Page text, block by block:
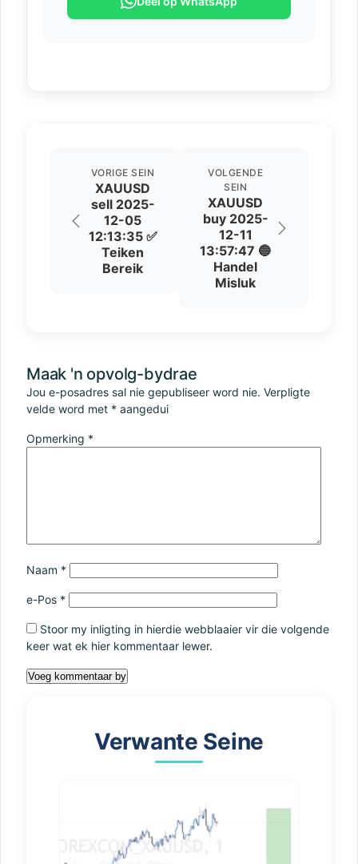
VORIGE SEIN
XAUUSD
sell 2025-
12-05
12:13:35 ✅
Teiken
Bereik
VOLGENDE
SEIN
XAUUSD
buy 2025-
12-11
13:57:47 🔵
Handel
Misluk
Maak 'n opvolg-bydrae
Jou e-posadres sal nie gepubliseer word nie. Verpligte
velde word met * aangedui
Opmerking *
Naam *
e-Pos *
Stoor my inligting in hierdie webblaaier vir die volgende
keer wat ek hier kommentaar lewer.
Verwante Seine